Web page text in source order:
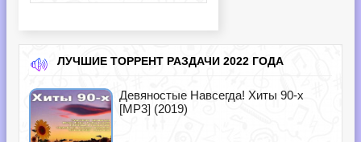
ЛУЧШИЕ ТОРРЕНТ РАЗДАЧИ 2022 ГОДА
Девяностые Навсегда! Хиты 90-х
[MP3] (2019)